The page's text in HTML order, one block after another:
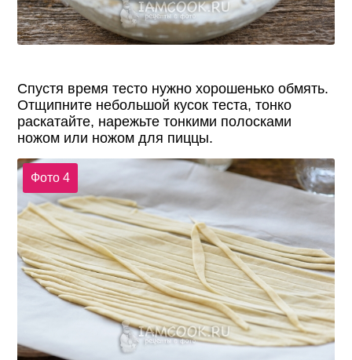
Спустя время тесто нужно хорошенько обмять.
Отщипните небольшой кусок теста, тонко
раскатайте, нарежьте тонкими полосками
ножом или ножом для пиццы.
Фото 4